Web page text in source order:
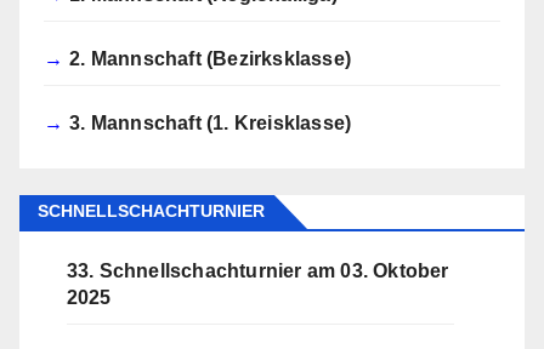
2. Mannschaft (Bezirksklasse)
3. Mannschaft (1. Kreisklasse)
SCHNELLSCHACHTURNIER
33. Schnellschachturnier am 03. Oktober
2025